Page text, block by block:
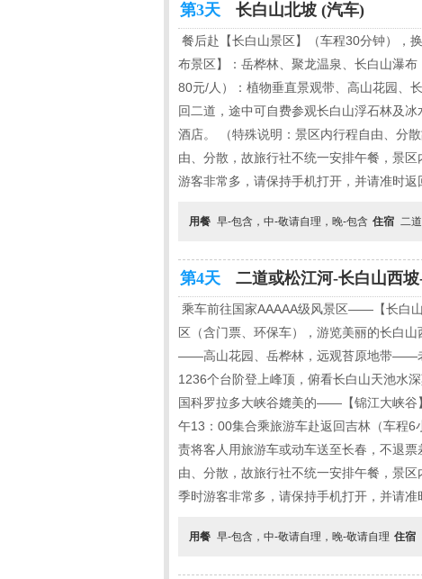
第3天 长白山北坡 (汽车)
餐后赴【长白山景区】（车程30分钟），
布景区】：岳桦林、聚龙温泉、长白山瀑
80元/人）：植物垂直景观带、高山花园、
回二道，途中可自费参观长白山浮石林及
酒店。 （特殊说明：景区内行程自由、分
由、分散，故旅行社不统一安排午餐，景
游客非常多，请保持手机打开，并请准时返
用餐 早-包含，中-敬请自理，晚-包含 住宿 二
第4天 二道或松江河-长白山西
乘车前往国家AAAAA级风景区——【长白
区（含门票、环保车），游览美丽的长白
——高山花园、岳桦林，远观苔原地带——
1236个台阶登上峰顶，俯看长白山天池水
国科罗拉多大峡谷媲美的——【锦江大峡谷
午13：00集合乘旅游车赴返回吉林（车程
责将客人用旅游车或动车送至长春，不退
由、分散，故旅行社不统一安排午餐，景
季时游客非常多，请保持手机打开，并请
用餐 早-包含，中-敬请自理，晚-敬请自理 住宿